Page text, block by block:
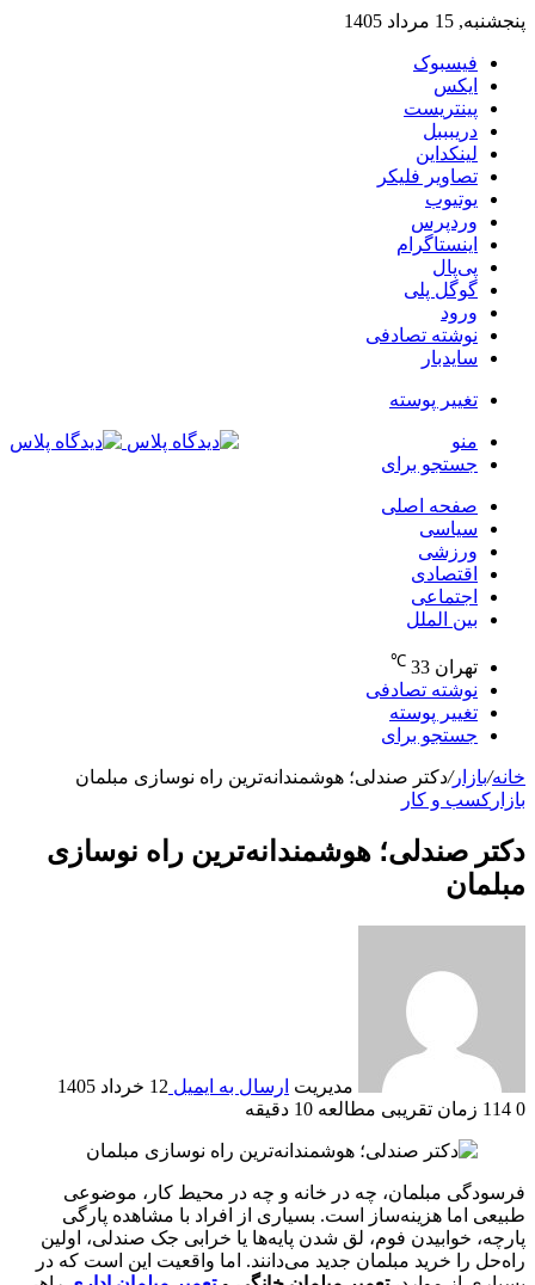
پنجشنبه, 15 مرداد 1405
فیسبوک
ایکس
پینتریست
دریبببل
لینکداین
تصاویر فلیکر
یوتیوب
وردپرس
اینستاگرام
پی‌پال
گوگل پلی
ورود
نوشته تصادفی
سایدبار
تغییر پوسته
منو
جستجو برای
صفحه اصلی
سیاسی
ورزشی
اقتصادی
اجتماعی
بین الملل
تهران 33
℃
نوشته تصادفی
تغییر پوسته
جستجو برای
خانه/بازار/دکتر صندلی؛ هوشمندانه‌ترین راه نوسازی مبلمان
بازار کسب و کار
دکتر صندلی؛ هوشمندانه‌ترین راه نوسازی
مبلمان
مدیریت ارسال به ایمیل 12 خرداد 1405
0
زمان تقریبی مطالعه 10 دقیقه
فرسودگی مبلمان، چه در خانه و چه در محیط کار، موضوعی
طبیعی اما هزینه‌ساز است. بسیاری از افراد با مشاهده پارگی
پارچه، خوابیدن فوم، لق شدن پایه‌ها یا خرابی جک صندلی، اولین
راه‌حل را خرید مبلمان جدید می‌دانند. اما واقعیت این است که در